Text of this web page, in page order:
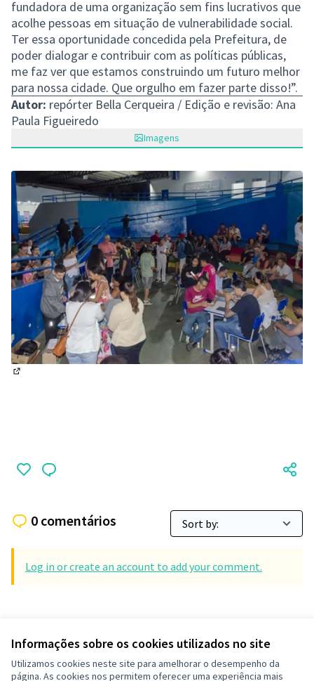
Informações sobre os cookies utilizados no site
Utilizamos cookies neste site para amelhorar o desempenho da
página. As cookies nos permitem oferecer uma experiência mais
fundadora de uma organização sem fins lucrativos que
acolhe pessoas em situação de vulnerabilidade social.
Ter essa oportunidade concedida pela Prefeitura, de
poder dialogar e contribuir com as políticas públicas,
me faz ver que estamos construindo um futuro melhor
para nossa cidade. Que orgulho em fazer parte disso!”.
Autor: repórter Bella Cerqueira / Edição e revisão: Ana
Paula Figueiredo
Imagens
0 comentários
Log in or create an account to add your comment.
Termos de serviço
Configurações de cookies
Decide Contagem no Instagram